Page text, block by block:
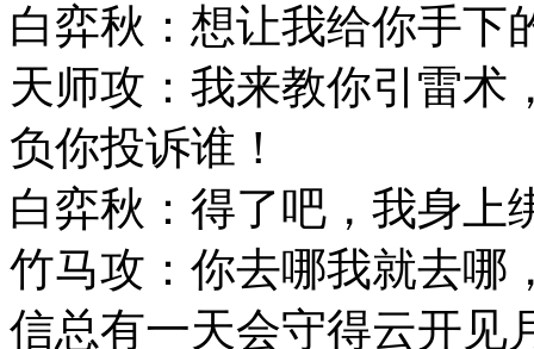
白弈秋：想让我给你手下
天师攻：我来教你引雷术
负你投诉谁！
白弈秋：得了吧，我身上
竹马攻：你去哪我就去哪
信总有一天会守得云开见